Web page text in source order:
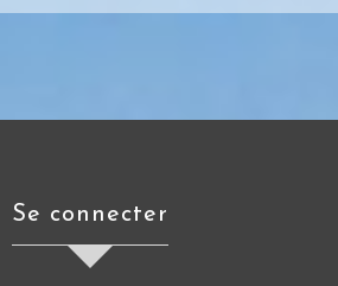
se connecter